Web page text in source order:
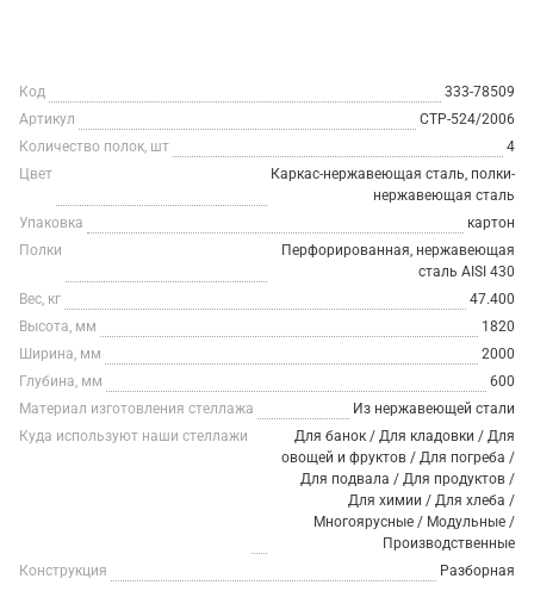
Код
333-78509
Артикул
СТР-524/2006
Количество полок, шт
4
Цвет
Каркас-нержавеющая сталь, полки-
нержавеющая сталь
Упаковка
картон
Полки
Перфорированная, нержавеющая
сталь AISI 430
Вес, кг
47.400
Высота, мм
1820
Ширина, мм
2000
Глубина, мм
600
Материал изготовления стеллажа
Из нержавеющей стали
Куда используют наши стеллажи
Для банок / Для кладовки / Для
овощей и фруктов / Для погреба /
Для подвала / Для продуктов /
Для химии / Для хлеба /
Многоярусные / Модульные /
Производственные
Конструкция
Разборная